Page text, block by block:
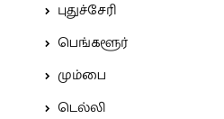
புதுச்சேரி
பெங்களூர்
மும்பை
டெல்லி